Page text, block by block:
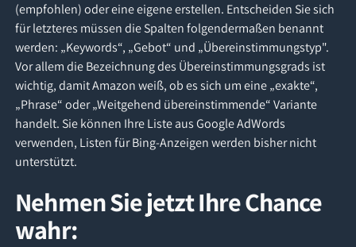
(empfohlen) oder eine eigene erstellen. Entscheiden Sie sich
für letzteres müssen die Spalten folgendermaßen benannt
werden: „Keywords“, „Gebot“ und „Übereinstimmungstyp".
Vor allem die Bezeichnung des Übereinstimmungsgrads ist
wichtig, damit Amazon weiß, ob es sich um eine „exakte“,
„Phrase“ oder „Weitgehend übereinstimmende“ Variante
handelt. Sie können Ihre Liste aus Google AdWords
verwenden, Listen für Bing-Anzeigen werden bisher nicht
unterstützt.
Nehmen Sie jetzt Ihre Chance
wahr: